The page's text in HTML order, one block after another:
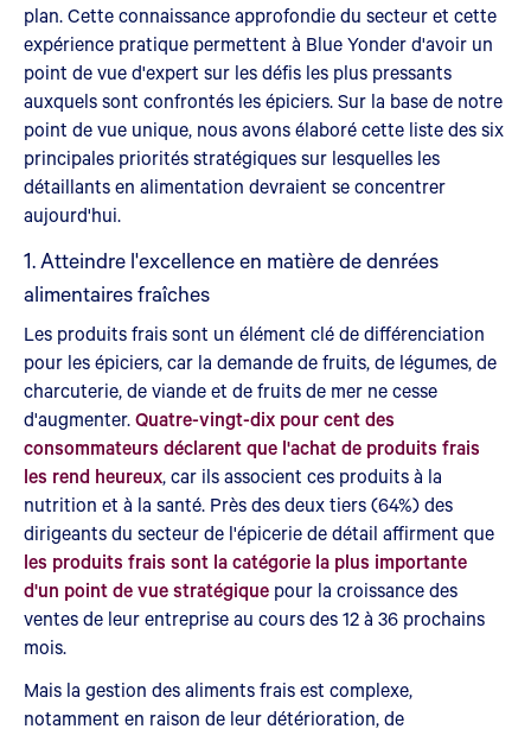
plan. Cette connaissance approfondie du secteur et cette
expérience pratique permettent à Blue Yonder d'avoir un
point de vue d'expert sur les défis les plus pressants
auxquels sont confrontés les épiciers. Sur la base de notre
point de vue unique, nous avons élaboré cette liste des six
principales priorités stratégiques sur lesquelles les
détaillants en alimentation devraient se concentrer
aujourd'hui.
1. Atteindre l'excellence en matière de denrées
alimentaires fraîches
Les produits frais sont un élément clé de différenciation
pour les épiciers, car la demande de fruits, de légumes, de
charcuterie, de viande et de fruits de mer ne cesse
d'augmenter.Quatre-vingt-dix pour cent des
consommateurs déclarent que l'achat de produits frais
les rend heureux, car ils associent ces produits à la
nutrition et à la santé. Près des deux tiers (64%) des
dirigeants du secteur de l'épicerie de détail affirment que
les produits frais sont la catégorie la plus importante
d'un point de vue stratégique pour la croissance des
ventes de leur entreprise au cours des 12 à 36 prochains
mois.
Mais la gestion des aliments frais est complexe,
notamment en raison de leur détérioration, de